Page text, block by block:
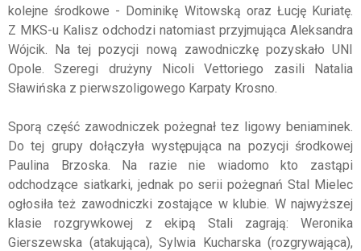
kolejne środkowe - Dominikę Witowską oraz Łucję Kuriatę.
Z MKS-u Kalisz odchodzi natomiast przyjmująca Aleksandra
Wójcik. Na tej pozycji nową zawodniczkę pozyskało UNI
Opole. Szeregi drużyny Nicoli Vettoriego zasili Natalia
Sławińska z pierwszoligowego Karpaty Krosno.
Sporą część zawodniczek pożegnał tez ligowy beniaminek.
Do tej grupy dołączyła występująca na pozycji środkowej
Paulina Brzoska. Na razie nie wiadomo kto zastąpi
odchodzące siatkarki, jednak po serii pożegnań Stal Mielec
ogłosiła też zawodniczki zostające w klubie. W najwyższej
klasie rozgrywkowej z ekipą Stali zagrają: Weronika
Gierszewska (atakująca), Sylwia Kucharska (rozgrywająca),